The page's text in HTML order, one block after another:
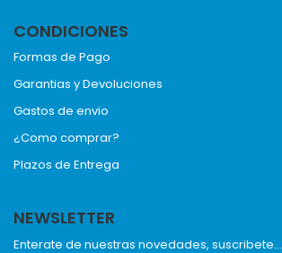
CONDICIONES
Formas de Pago
Garantias y Devoluciones
Gastos de envio
¿Como comprar?
Plazos de Entrega
NEWSLETTER
Enterate de nuestras novedades, suscribete...